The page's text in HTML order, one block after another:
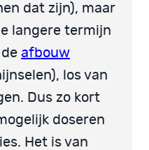
dat zijn), maar
langere termijn
afbouw
los van
Dus zo kort
doseren
Het is van